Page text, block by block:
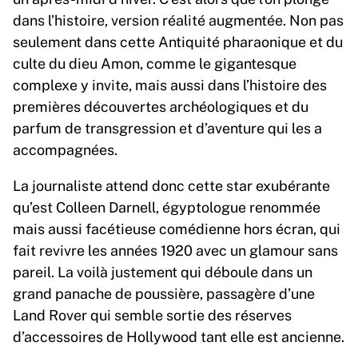
dans l’histoire, version réalité augmentée. Non pas
seulement dans cette Antiquité pharaonique et du
culte du dieu Amon, comme le gigantesque
complexe y invite, mais aussi dans l’histoire des
premières découvertes archéologiques et du
parfum de transgression et d’aventure qui les a
accompagnées.
La journaliste attend donc cette star exubérante
qu’est Colleen Darnell, égyptologue renommée
mais aussi facétieuse comédienne hors écran, qui
fait revivre les années 1920 avec un glamour sans
pareil. La voilà justement qui déboule dans un
grand panache de poussière, passagère d’une
Land Rover qui semble sortie des réserves
d’accessoires de Hollywood tant elle est ancienne.